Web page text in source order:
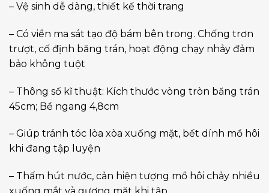
– Vệ sinh dễ dàng, thiết kế thời trang
– Có viền ma sát tạo độ bám bên trong. Chống trơn
trượt, cố định băng trán, hoạt động chạy nhảy đảm
bảo không tuột
– Thông số kĩ thuật: Kích thước vòng tròn băng trán
45cm; Bề ngang 4,8cm
– Giúp tránh tóc lòa xòa xuống mặt, bết dính mồ hôi
khi đang tập luyện
– Thấm hút nước, cản hiện tượng mồ hôi chảy nhiều